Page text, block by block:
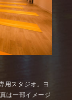
用スタジオ。ヨ
は一部イメージ